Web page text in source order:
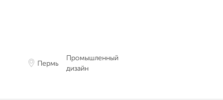
Пермь
Промышленный
дизайн